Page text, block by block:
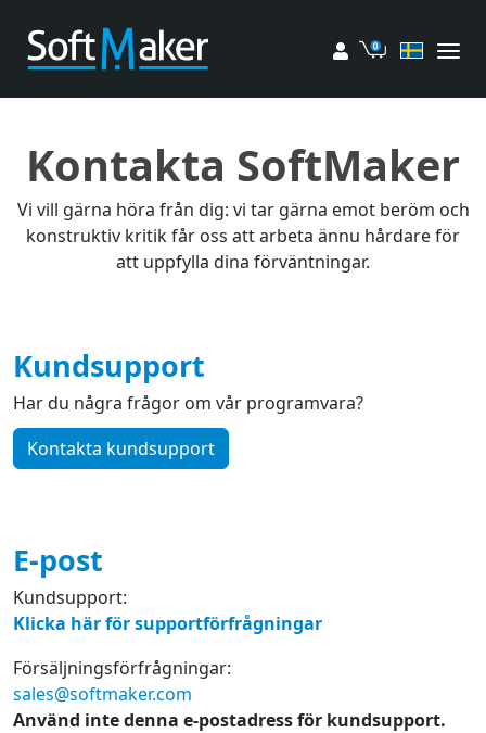
Mitt konto
Kundvagn
Kontakta SoftMaker
Vi vill gärna höra från dig: vi tar gärna emot beröm och
konstruktiv kritik får oss att arbeta ännu hårdare för
att uppfylla dina förväntningar.
Kundsupport
Har du några frågor om vår programvara?
Kontakta kundsupport
E-post
Kundsupport:
Klicka här för supportförfrågningar
Försäljningsförfrågningar:
sales@softmaker.com
Använd inte denna e-postadress för kundsupport.